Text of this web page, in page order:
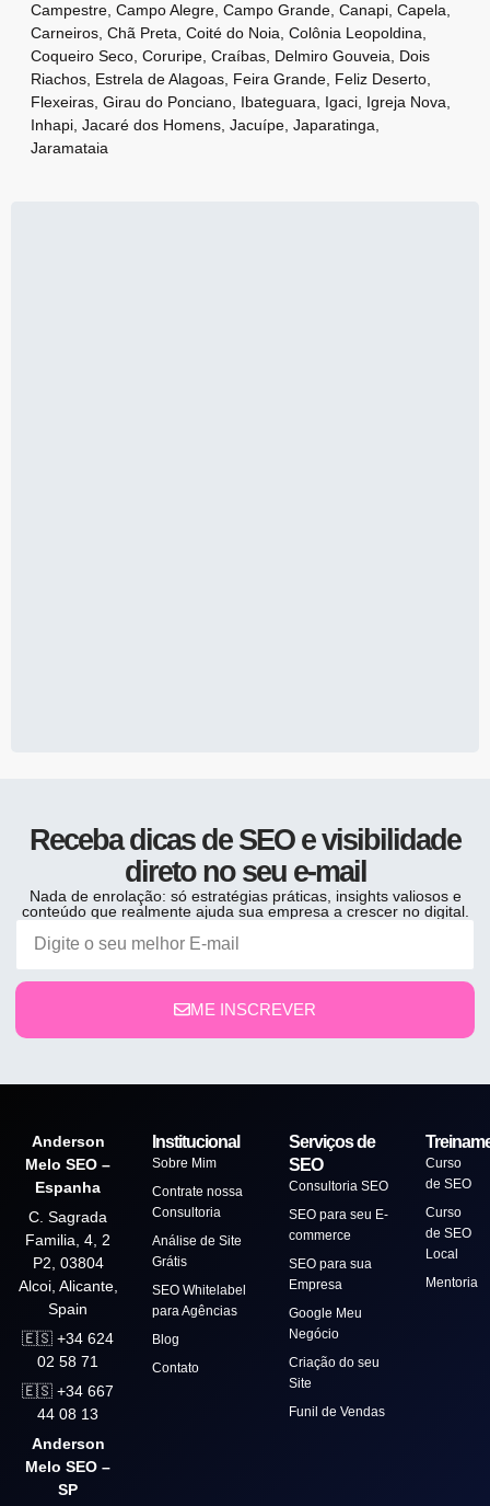
Campestre, Campo Alegre, Campo Grande, Canapi, Capela,
Carneiros, Chã Preta, Coité do Noia, Colônia Leopoldina,
Coqueiro Seco, Coruripe, Craíbas, Delmiro Gouveia, Dois
Riachos, Estrela de Alagoas, Feira Grande, Feliz Deserto,
Flexeiras, Girau do Ponciano, Ibateguara, Igaci, Igreja Nova,
Inhapi, Jacaré dos Homens, Jacuípe, Japaratinga,
Jaramataia
Receba dicas de SEO e visibilidade
direto no seu e-mail
Nada de enrolação: só estratégias práticas, insights valiosos e
conteúdo que realmente ajuda sua empresa a crescer no digital.
ME INSCREVER
Anderson
Melo SEO –
Espanha
C. Sagrada
Familia, 4, 2
P2, 03804
Alcoi, Alicante,
Spain
🇪🇸 +34 624
02 58 71
🇪🇸+34 667
44 08 13
Anderson
Melo SEO –
SP
Institucional
Sobre Mim
Contrate nossa
Consultoria
Análise de Site
Grátis
SEO Whitelabel
para Agências
Blog
Contato
Serviços de
SEO
Consultoria SEO
SEO para seu E-
commerce
SEO para sua
Empresa
Google Meu
Negócio
Criação do seu
Site
Funil de Vendas
Curso
de SEO
Curso
de SEO
Local
Mentoria